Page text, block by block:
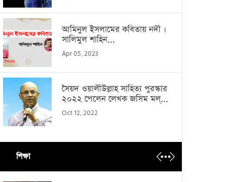
আমিনুল ইসলামের কবিতায় নদী ।
সালিমুল শাহিন...
Apr 05, 2023
সৈয়দ ওয়ালীউল্লাহ সাহিত্য পুরস্কার
২০২২ পেলেন লেখক জসিম মল্...
Oct 12, 2022
শিক্ষা